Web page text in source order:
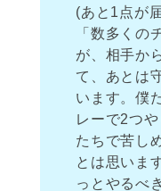
(あと1点が
「数多くの
が、相手か
て、あとは
います。僕
レーで2つ
たちで苦し
とは思いま
っとやるべ